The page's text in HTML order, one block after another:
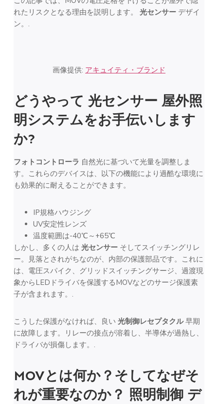
れたリスクとなる理由を説明します。 光センサー デザイ
ン。.
画像提供: アキュイティ・ブランド
どうやって 光センサー 屋外照
明システムをお手伝いします
か?
フォトコントローラ 自然光に基づいて光量を調整しま
す。これらのデバイスは、以下の機能により過酷な環境に
も効果的に耐えることができます。
IP規格ハウジング
UV安定性レンズ
温度範囲は-40℃～+65℃
しかし、多くの人は 光センサー そしてスイッチングリレ
ー。見落とされがちなのが、内部の保護部品です。これに
は、電圧スパイク、グリッドスイッチングサージ、過渡現
象からLEDドライバを保護するMOVなどのサージ保護素
子が含まれます。.
こうした保護がなければ、良い 光制御レセプタクル早期
に故障します。リレーの接点が溶着し、半導体が過熱し、
ドライバが損傷します。.
MOVとは何か？そしてなぜそ
れが重要なのか？ 照明制御 デ